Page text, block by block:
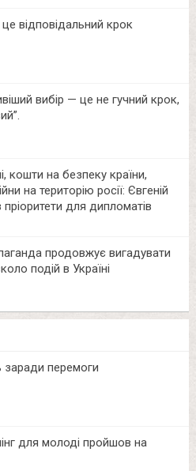
відповідальний крок
вибір — це не гучний крок,
кошти на безпеку країни,
на територію росії: Євгеній
для дипломатів
продовжує вигадувати
подій в Україні
перемоги
для молоді пройшов на